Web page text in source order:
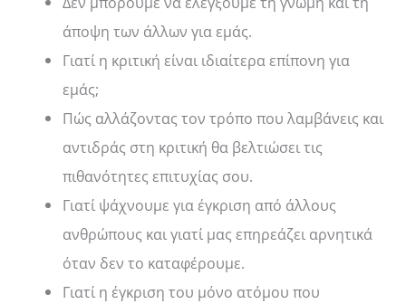
άποψη των άλλων για εμάς.
Γιατί η κριτική είναι ιδιαίτερα επίπονη για
εμάς;
Πώς αλλάζοντας τον τρόπο που λαμβάνεις και
αντιδράς στη κριτική θα βελτιώσει τις
πιθανότητες επιτυχίας σου.
Γιατί ψάχνουμε για έγκριση από άλλους
ανθρώπους και γιατί μας επηρεάζει αρνητικά
όταν δεν το καταφέρουμε.
Γιατί η έγκριση του μόνο ατόμου που